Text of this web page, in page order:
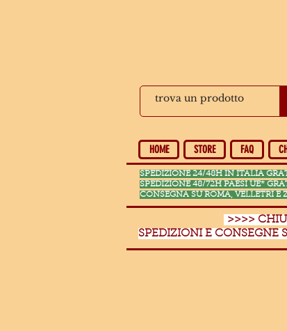
HOME STORE FAQ
SPEDIZIONE 24/48H IN ITALIA
SPEDIZIONE 48/72H PAESI UE*
CONSEGNA SU ROMA, VELLETRI E
>>>>
SPEDIZIONI E CONSEGNE